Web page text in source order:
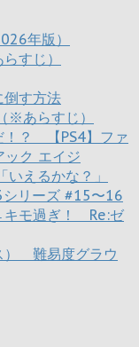
年版）
すじ）
す方法
あらすじ）
！？ 【PS4】ファ
ク エイジ
えるかな？」
リーズ #15〜16
キモ過ぎ！ Re:ゼ
） 難易度グラウ